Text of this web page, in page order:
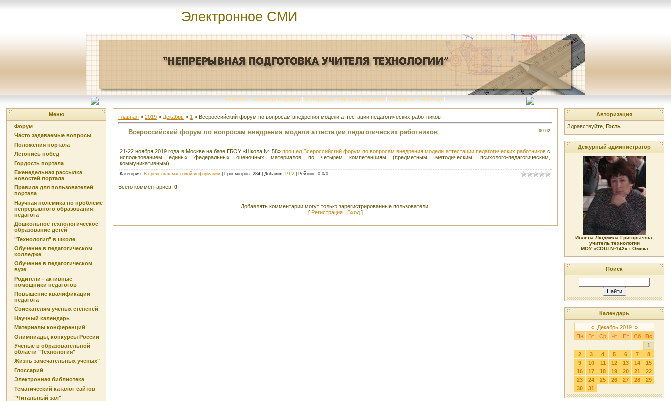
Электронное СМИ
Главная | Команда портала | О портале | Реклама портала | Контакты | Помощь |
Меню
Форум
Часто задаваемые вопросы
Положения портала
Летопись побед
Гордость портала
Еженедельная рассылка
новостей портала
Правила для пользователей
портала
Научная полемика по проблеме
непрерывного образования
педагога
Дошкольное технологическое
образование детей
"Технология" в школе
Обучение в педагогическом
колледже
Обучение в педагогическом
вузе
Родители - активные
помощники педагогов
Повышение квалификации
педагога
Соискателям учёных степеней
Научный календарь
Материалы конференций
Олимпиады, конкурсы России
Ученые в образовательной
области "Технология"
Жизнь замечательных учёных"
Глоссарий
Электронная библиотека
Тематический каталог сайтов
"Читальный зал"
Главная » 2019 » Декабрь » 1 » Всероссийский форум по вопросам внедрения модели аттестации педагогических работников
00:02
Всероссийский форум по вопросам внедрения модели аттестации педагогических работников
21-22 ноября 2019 года в Москве на базе ГБОУ «Школа № 58» прошел Всероссийский форум по вопросам внедрения модели аттестации педагогических работниковс
использованием единых федеральных оценочных материалов по четырем компетенциям (предметным, методическим, психолого-педагогическим,
коммуникативным)
Категория: В средствах массовой информации Просмотров: 284 | Добавил: PTV Рейтинг: 0.0/0
Всего комментариев: 0
Добавлять комментарии могут только зарегистрированные пользователи.
[ Регистрация| Вход]
Авторизация
Здравствуйте, Гость
Дежурный администратор
Ивлева Людмила Григорьевна,
учитель технологии
МОУ «СОШ №142» г.Омска
Поиск
Календарь
« Декабрь 2019 »
Пн
Вт Ср Чт Пт Сб
Вс
1
2
3 4 5 6 7
8
9
10 11 12 13 14
15
16
17 18 19 20 21
22
23
24 25 26 27 28
29
30
31